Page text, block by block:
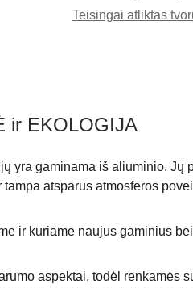
ir EKOLOGIJA
Teisingai atliktas
yra gaminama iš aliuminio. Jų
tampa atsparus atmosferos
ir kuriame naujus gaminius
aspektai, todėl renkamės